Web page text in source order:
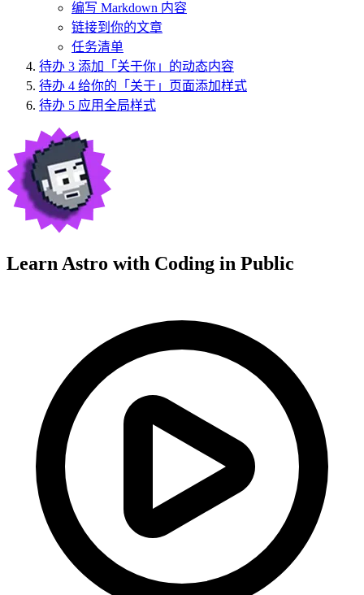
编写 Markdown 内容
链接到你的文章
任务清单
待办 3 添加「关于你」的动态内容
待办 4 给你的「关于」页面添加样式
待办 5 应用全局样式
Learn Astro with Coding in Public